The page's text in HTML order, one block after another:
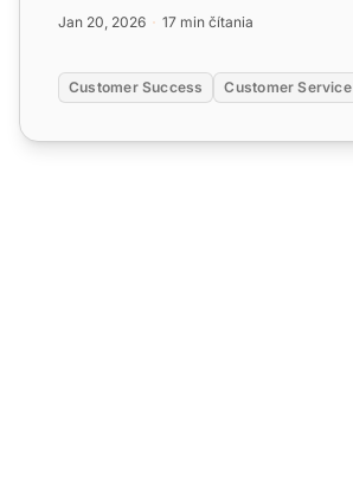
Jan 20, 2026 17 min čítania
Customer Success Customer Service